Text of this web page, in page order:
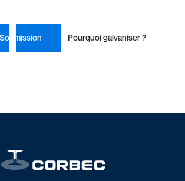
Pourquoi galvaniser ?